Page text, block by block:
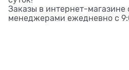
Заказы в интернет-магазине
менеджерами ежедневно с